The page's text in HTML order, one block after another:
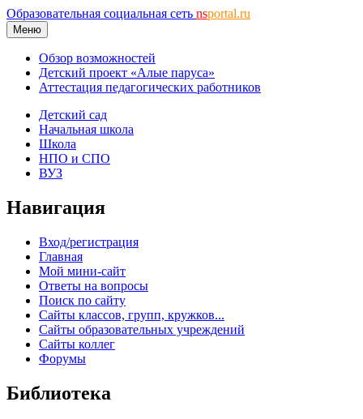
Образовательная социальная сеть nsportal.ru
Меню
Обзор возможностей
Детский проект «Алые паруса»
Аттестация педагогических работников
Детский сад
Начальная школа
Школа
НПО и СПО
ВУЗ
Навигация
Вход/регистрация
Главная
Мой мини-сайт
Ответы на вопросы
Поиск по сайту
Сайты классов, групп, кружков...
Сайты образовательных учреждений
Сайты коллег
Форумы
Библиотека